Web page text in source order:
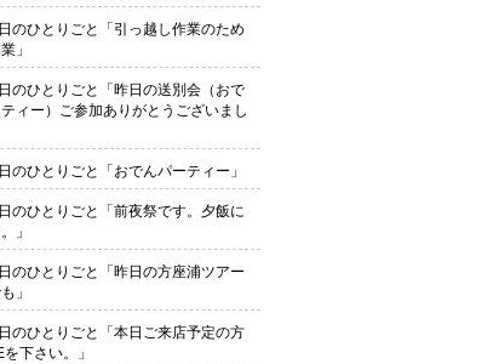
のひとりごと「引っ越し作業のため
」
のひとりごと「昨日の送別会（おで
ィー）ご参加ありがとうございまし
のひとりごと「おでんパーティー」
のひとりごと「前夜祭です。夕飯に
」
のひとりごと「昨日の方座浦ツアー
」
のひとりごと「本日ご来店予定の方
下さい。」